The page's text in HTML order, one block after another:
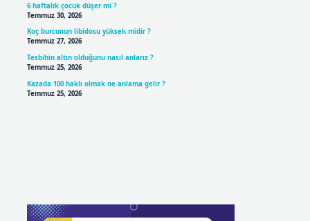
6 haftalık çocuk düşer mi ?
Temmuz 30, 2026
Koç burcunun libidosu yüksek midir ?
Temmuz 27, 2026
Tesbihin altın olduğunu nasıl anlarız ?
Temmuz 25, 2026
Kazada 100 haklı olmak ne anlama gelir ?
Temmuz 25, 2026